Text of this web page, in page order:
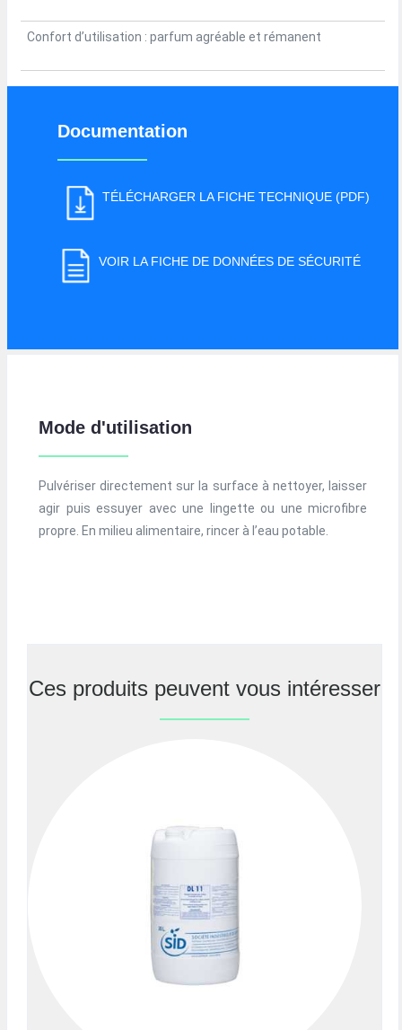
Confort d’utilisation : parfum agréable et rémanent
Documentation
TÉLÉCHARGER LA FICHE TECHNIQUE (PDF)
VOIR LA FICHE DE DONNÉES DE SÉCURITÉ
Mode d'utilisation
Pulvériser directement sur la surface à nettoyer, laisser
agir puis essuyer avec une lingette ou une microfibre
propre. En milieu alimentaire, rincer à l’eau potable.
Ces produits peuvent vous intéresser